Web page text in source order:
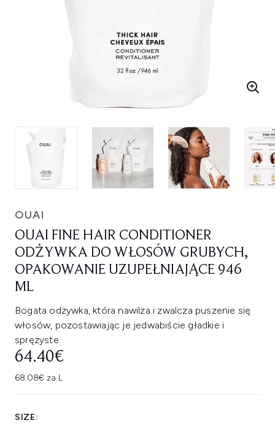
OUAI
OUAI FINE HAIR CONDITIONER
ODŻYWKA DO WŁOSÓW GRUBYCH,
OPAKOWANIE UZUPEŁNIAJĄCE 946
ML
Bogata odżywka, która nawilża i zwalcza puszenie się
włosów, pozostawiając je jedwabiście gładkie i
sprężyste.
64.40€
68.08€ za L
SIZE: